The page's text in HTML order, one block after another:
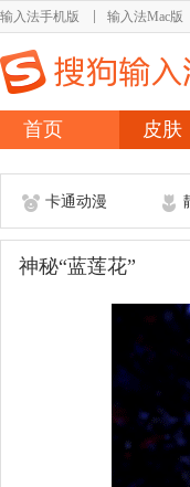
输入法手机版 输入法Mac版
首页 皮肤
卡通动漫
神秘“蓝莲花”